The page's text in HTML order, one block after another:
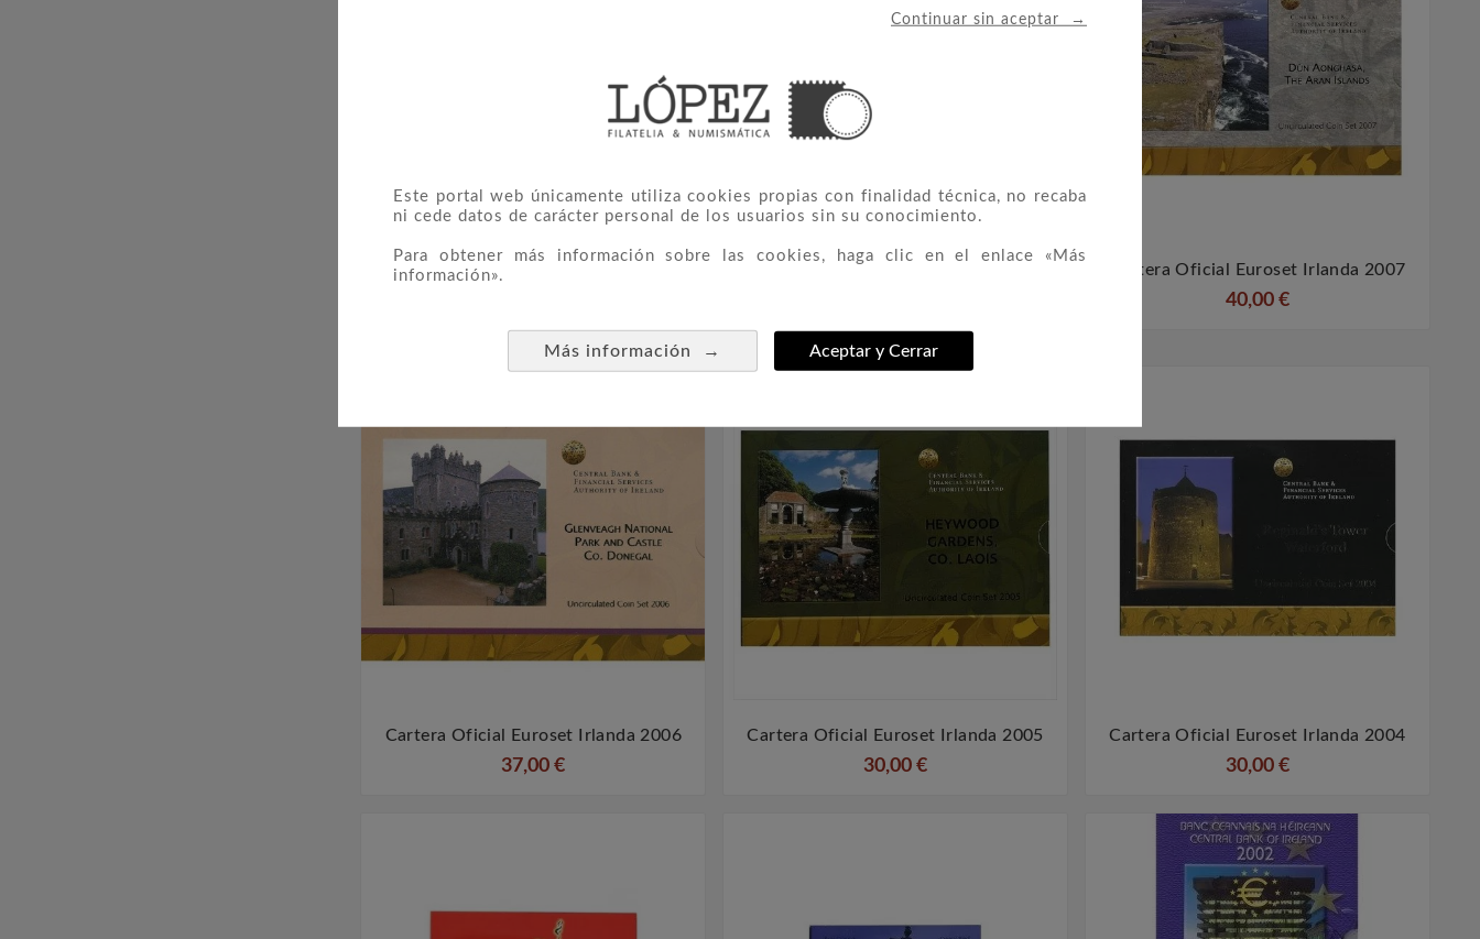
Continuar sin aceptar →
Este portal web únicamente utiliza cookies propias con finalidad técnica, no recaba
ni cede datos de carácter personal de los usuarios sin su conocimiento.
Para obtener más información sobre las cookies, haga clic en el enlace «Más
información».
Más información → Aceptar y Cerrar

Cartera Oficial Euroset Irlanda 2008
Cartera Oficial Euroset Irlanda 2007
Cartera Oficial Euroset Irlanda 2007
40,00 €
Cartera Oficial Euroset Irlanda 2006
37,00 €
Cartera Oficial Euroset Irlanda 2005
30,00 €
Cartera Oficial Euroset Irlanda 2004
30,00 €